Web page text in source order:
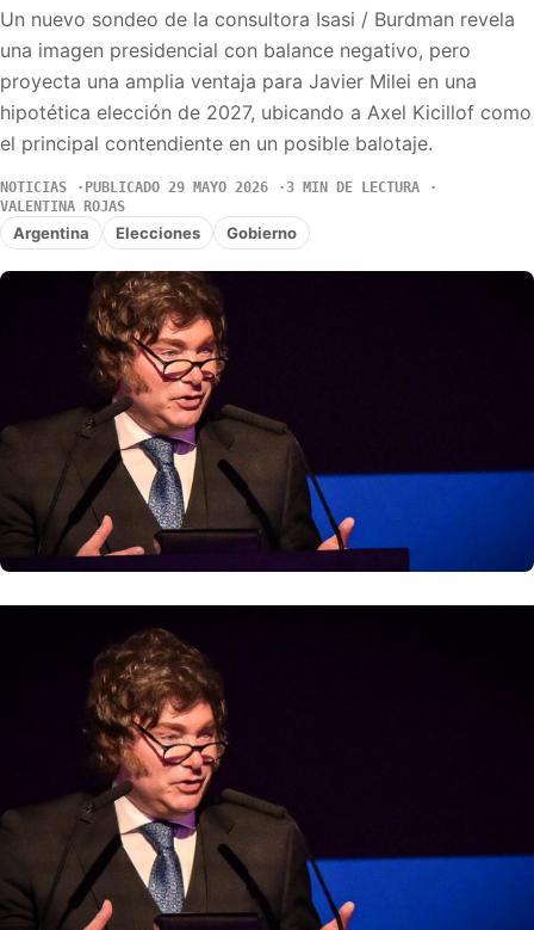
Un nuevo sondeo de la consultora Isasi / Burdman revela
una imagen presidencial con balance negativo, pero
proyecta una amplia ventaja para Javier Milei en una
hipotética elección de 2027, ubicando a Axel Kicillof como
el principal contendiente en un posible balotaje.
NOTICIAS PUBLICADO 29 MAYO 2026
3 MIN DE LECTURA
VALENTINA ROJAS
Argentina Elecciones Gobierno